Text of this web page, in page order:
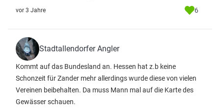
vor 3 Jahre 6
Stadtallendorfer Angler
Kommt auf das Bundesland an. Hessen hat z.b keine
Schonzeit für Zander mehr allerdings wurde diese von vielen
Vereinen beibehalten. Da muss Mann mal auf die Karte des
Gewässer schauen.